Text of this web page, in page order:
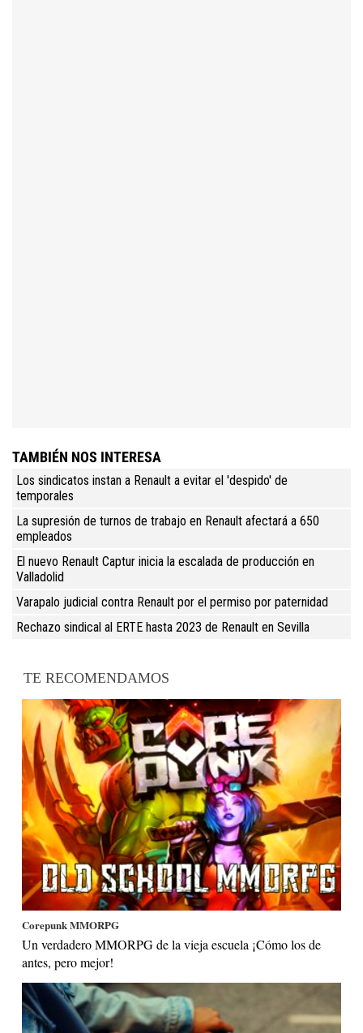
TAMBIÉN NOS INTERESA
Los sindicatos instan a Renault a evitar el 'despido' de
temporales
La supresión de turnos de trabajo en Renault afectará a 650
empleados
El nuevo Renault Captur inicia la escalada de producción en
Valladolid
Varapalo judicial contra Renault por el permiso por paternidad
Rechazo sindical al ERTE hasta 2023 de Renault en Sevilla
TE RECOMENDAMOS
Corepunk MMORPG
Un verdadero MMORPG de la vieja escuela ¡Cómo los de
antes, pero mejor!